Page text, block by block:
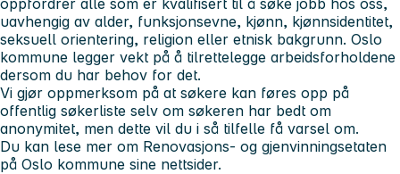
uavhengig av alder, funksjonsevne, kjønn, kjønnsidentitet,
seksuell orientering, religion eller etnisk bakgrunn. Oslo
kommune legger vekt på å tilrettelegge arbeidsforholdene
dersom du har behov for det.
Vi gjør oppmerksom på at søkere kan føres opp på
offentlig søkerliste selv om søkeren har bedt om
anonymitet, men dette vil du i så tilfelle få varsel om.
Du kan lese mer om Renovasjons- og gjenvinningsetaten
på Oslo kommune sine nettsider.